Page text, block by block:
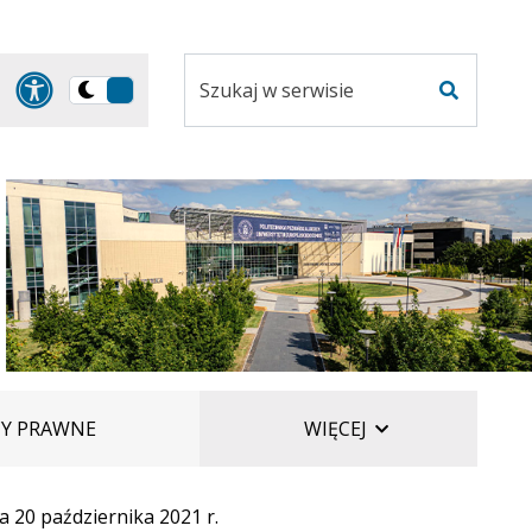
Panel dostosowania
Przełącz
ciemną
serwisie
PRAWNE WIĘCEJ ELEMENTÓW
20 października 2021 r.